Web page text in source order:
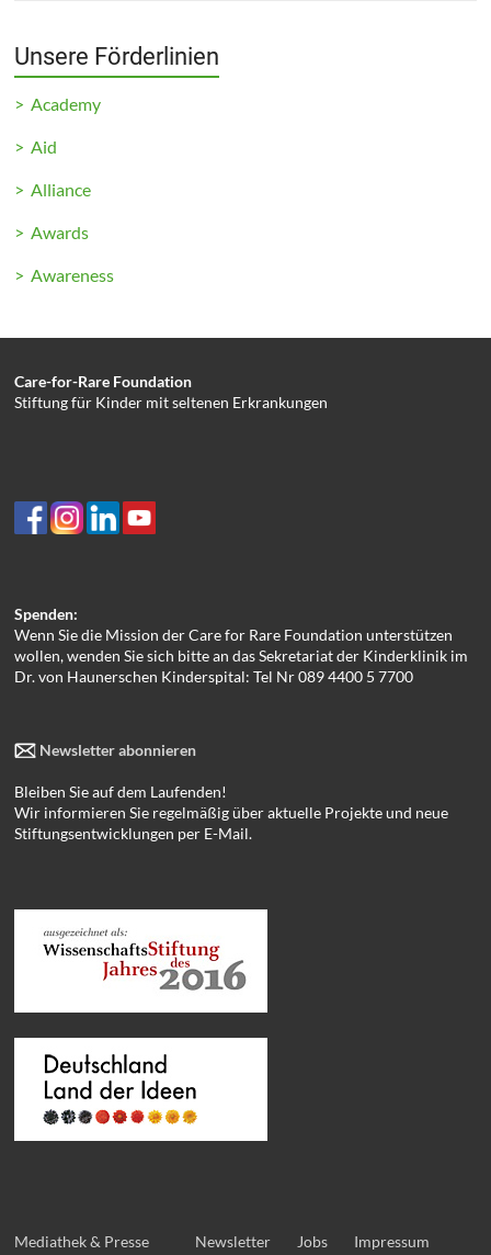
Unsere Förderlinien
> Academy
> Aid
> Alliance
> Awards
> Awareness
Care-for-Rare Foundation
Stiftung für Kinder mit seltenen Erkrankungen
Spenden:
Wenn Sie die Mission der Care for Rare Foundation unterstützen
wollen, wenden Sie sich bitte an das Sekretariat der Kinderklinik im
Dr. von Haunerschen Kinderspital: Tel Nr 089 4400 5 7700
Newsletter abonnieren
Bleiben Sie auf dem Laufenden!
Wir informieren Sie regelmäßig über aktuelle Projekte und neue
Stiftungsentwicklungen per E-Mail.
Mediathek & Presse Newsletter Jobs
Impressum